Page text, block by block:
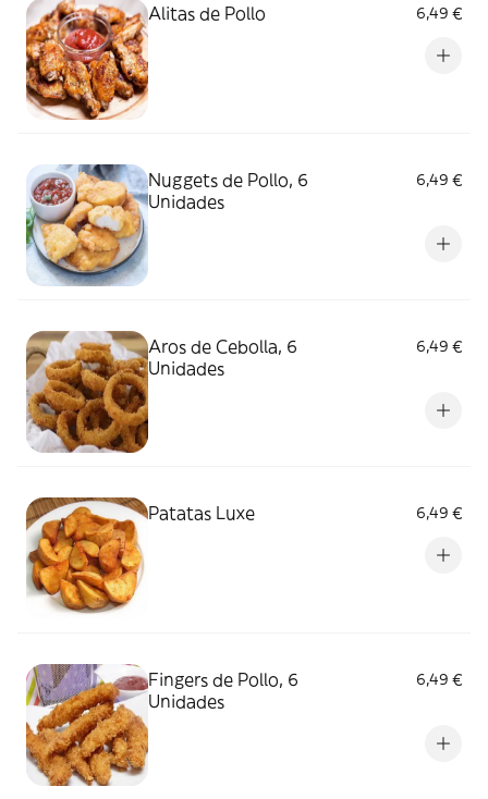
Alitas de Pollo 6,49 €
Nuggets de Pollo, 6
Unidades
6,49 €
Aros de Cebolla, 6
Unidades
6,49 €
Patatas Luxe 6,49 €
Fingers de Pollo, 6
Unidades
6,49 €